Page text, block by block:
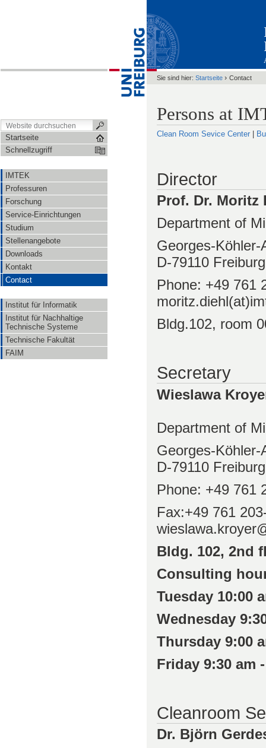
Startseite
Schnellzugriff
IMTEK
Professuren
Forschung
Service-Einrichtungen
Studium
Stellenangebote
Downloads
Kontakt
Contact
Institut für Informatik
Institut für Nachhaltige
Technische Systeme
Technische Fakultät
FAIM
Sie sind hier: Startseite › Contact
Persons at
Clean Room Sevice Center
Director
Prof. Dr. Moritz
Department of
Georges-Köhler-
D-79110 Freiburg
Phone: +49 761
Bldg.102, room
Secretary
Wieslawa
Department of
Georges-Köhler-
D-79110 Freiburg
Phone: +49 761
Fax:+49 761
Bldg. 102, 2nd
Consulting
Tuesday 10:00
Wednesday
Thursday 9:00
Friday 9:30 am
Cleanroom
Dr. Björn